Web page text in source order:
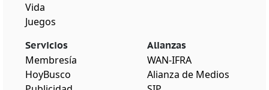
Vida
Juegos
Servicios
Membresía
HoyBusco
Alianzas
WAN-IFRA
Alianza de Medios